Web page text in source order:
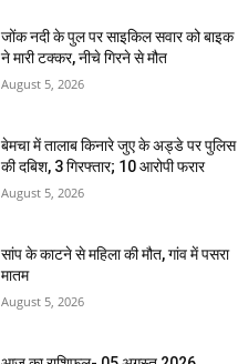
जोंक नदी के पुल पर साइकिल सवार को बाइक
ने मारी टक्कर, नीचे गिरने से मौत
August 5, 2026
बेमचा में तालाब किनारे जुए के अड्डे पर पुलिस
की दबिश, 3 गिरफ्तार; 10 आरोपी फरार
August 5, 2026
सांप के काटने से महिला की मौत, गांव में पसरा
मातम
August 5, 2026